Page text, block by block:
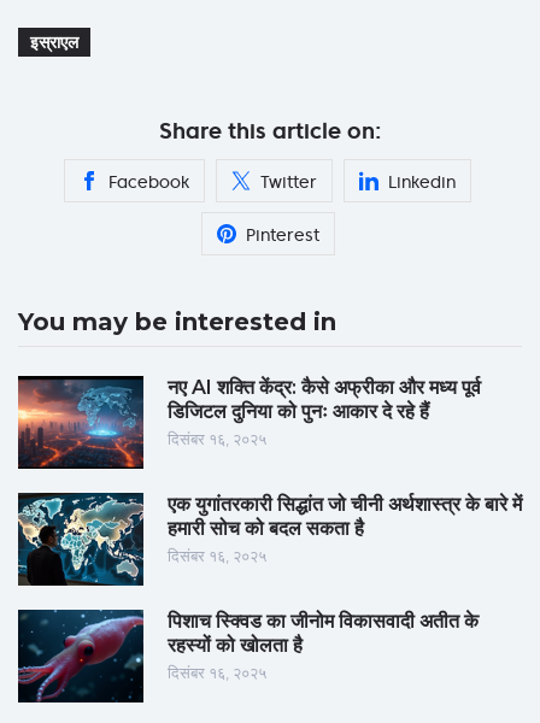
इस्राएल
Share this article on:
Facebook Twitter Linkedin
Pinterest
You may be interested in
नए AI शक्ति केंद्र: कैसे अफ्रीका और मध्य पूर्व
डिजिटल दुनिया को पुनः आकार दे रहे हैं
दिसंबर १६, २०२५
एक युगांतरकारी सिद्धांत जो चीनी अर्थशास्त्र के बारे में
हमारी सोच को बदल सकता है
दिसंबर १६, २०२५
पिशाच स्क्विड का जीनोम विकासवादी अतीत के
रहस्यों को खोलता है
दिसंबर १६, २०२५